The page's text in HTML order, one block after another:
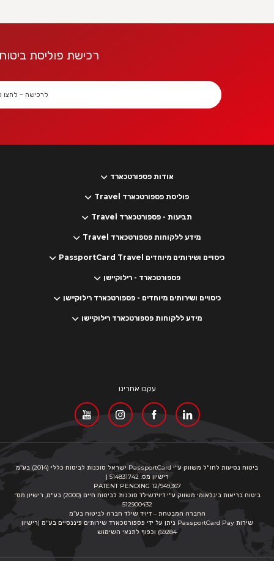
רכישת פוליסת
לרכישה – לחצו
אודות פספורטכארד
פוליסת פספורטכארד Travel
תביעות - פספורטכארד Travel
מידע ללקוחות פספורטכארד Travel
כיסויים ושירותים מיוחדים PassportCard Travel
פספורטכארד - רילוקיישן
כיסויים ושירותים מיוחדים - פספורטכארד רילוקיישן
מידע ללקוחות פספורטכארד רילוקיישן
עקבו אחרינו
ביטוח נסיעות לחו"ל משווק ע"י PassportCard ישראל סוכנות לביטוח כללי (2014) בע”מ
רישיון מס: 514831742 |
PATENT PENDING 12/949,367
ביטוח בריאות בינלאומי משווק ע"י דיוידשילד סוכנות לביטוח חיים (2000) בע"מ, רישיון מס’:
512900432
החברה המבטחת – דיויד שילד חברה לביטוח בע”מ
שירות PassportCard Pay ניתן על ידי פספורטכארד שירותים פיננסיים בע"מ (רישיון
69284) וכפוף לתנאי השימוש